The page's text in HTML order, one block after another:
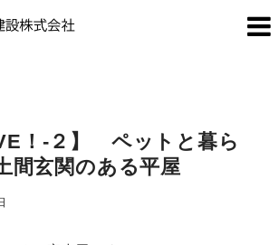
！-２】 ペットと暮ら
間玄関のある平屋